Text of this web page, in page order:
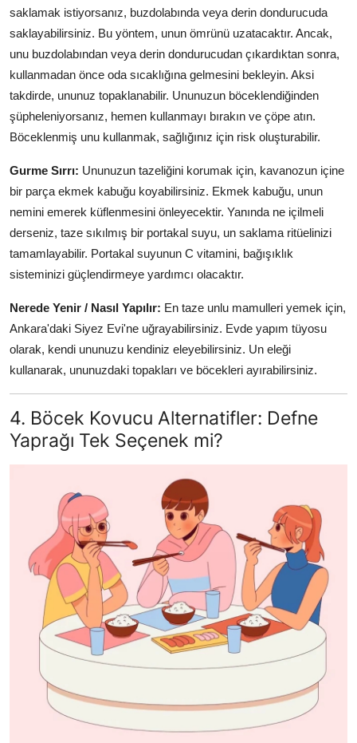
saklamak istiyorsanız, buzdolabında veya derin dondurucuda
saklayabilirsiniz. Bu yöntem, unun ömrünü uzatacaktır. Ancak,
unu buzdolabından veya derin dondurucudan çıkardıktan sonra,
kullanmadan önce oda sıcaklığına gelmesini bekleyin. Aksi
takdirde, ununuz topaklanabilir. Ununuzun böceklendiğinden
şüpheleniyorsanız, hemen kullanmayı bırakın ve çöpe atın.
Böceklenmiş unu kullanmak, sağlığınız için risk oluşturabilir.
Gurme Sırrı: Ununuzun tazeliğini korumak için, kavanozun içine
bir parça ekmek kabuğu koyabilirsiniz. Ekmek kabuğu, unun
nemini emerek küflenmesini önleyecektir. Yanında ne içilmeli
derseniz, taze sıkılmış bir portakal suyu, un saklama ritüelinizi
tamamlayabilir. Portakal suyunun C vitamini, bağışıklık
sisteminizi güçlendirmeye yardımcı olacaktır.
Nerede Yenir / Nasıl Yapılır: En taze unlu mamulleri yemek için,
Ankara'daki Siyez Evi'ne uğrayabilirsiniz. Evde yapım tüyosu
olarak, kendi ununuzu kendiniz eleyebilirsiniz. Un eleği
kullanarak, ununuzdaki topakları ve böcekleri ayırabilirsiniz.
4. Böcek Kovucu Alternatifler: Defne
Yaprağı Tek Seçenek mi?